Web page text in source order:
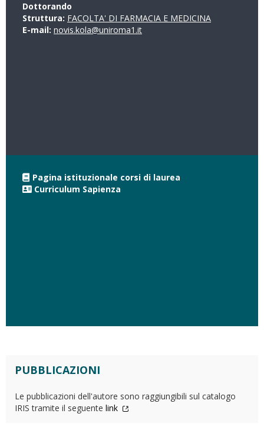
Dottorando
Struttura: FACOLTA' DI FARMACIA E MEDICINA
E-mail: novis.kola@uniroma1.it
Pagina istituzionale corsi di laurea
Curriculum Sapienza
PUBBLICAZIONI
Le pubblicazioni dell'autore sono raggiungibili sul catalogo
IRIS tramite il seguente link